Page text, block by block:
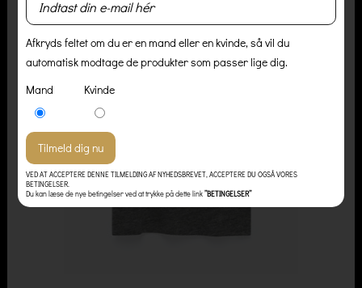
Afkryds feltet om du er en mand eller en kvinde, så vil du
automatisk modtage de produkter som passer lige dig.
Mand
Kvinde
VED AT ACCEPTERE DENNE TILMELDING AF NYHEDSBREVET, ACCEPTERE DU OGSÅ VORES
BETINGELSER.
Du kan læse de nye betingelser ved at trykke på dette link”BETINGELSER”